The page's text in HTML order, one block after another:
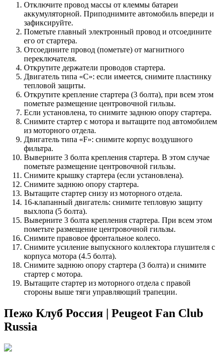
Отключите провод массы от клеммы батареи
аккумуляторной. Приподнимите автомобиль впереди и
зафиксируйте.
Пометьте главный электронный провод и отсоедините
его от стартера.
Отсоедините провод (пометьте) от магнитного
переключателя.
Открутите держатели проводов стартера.
Двигатель типа «С»: если имеется, снимите пластинку
тепловой защиты.
Открутите крепление стартера (3 болта), при всем этом
пометьте размещение центровочной гильзы.
Если установлена, то снимите заднюю опору стартера.
Снимите стартер с мотора и вытащите под автомобилем
из моторного отдела.
Двигатель типа «F»: снимите корпус воздушного
фильтра.
Выверните 3 болта крепления стартера. В этом случае
пометьте размещение центровочной гильзы.
Снимите крышку стартера (если установлена).
Снимите заднюю опору стартера.
Вытащите стартер снизу из моторного отдела.
16-клапанный двигатель: снимите тепловую защиту
выхлопа (5 болта).
Выверните 3 болта крепления стартера. При всем этом
пометьте размещение центровочной гильзы.
Снимите правовое фронтальное колесо.
Снимите усиление выпускного коллектора глушителя с
корпуса мотора (4.5 болта).
Снимите заднюю опору стартера (3 болта) и снимите
стартер с мотора.
Вытащите стартер из моторного отдела с правой
стороны выше тяги управляющий трапеции.
Пежо Клуб Россия | Peugeot Fan Club
Russia